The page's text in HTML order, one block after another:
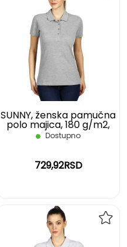
SUNNY, ženska pamučna
polo majica, 180 g/m2,
pepeljasta, XXL
Dostupno
729,92RSD